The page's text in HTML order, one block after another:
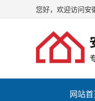
您好，欢迎访问安
网站